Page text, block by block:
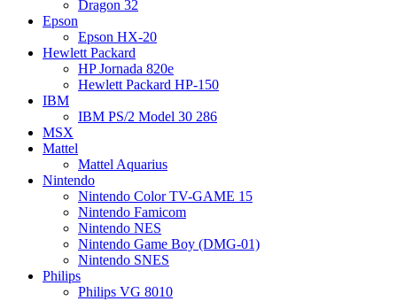
Dragon 32
Epson
Epson HX-20
Hewlett Packard
HP Jornada 820e
Hewlett Packard HP-150
IBM
IBM PS/2 Model 30 286
MSX
Mattel
Mattel Aquarius
Nintendo
Nintendo Color TV-GAME 15
Nintendo Famicom
Nintendo NES
Nintendo Game Boy (DMG-01)
Nintendo SNES
Philips
Philips VG 8010